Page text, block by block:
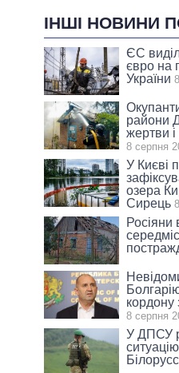
ІНШІ НОВИНИ
ЄС
євро на
України
райони
жертви і
8 серпня
У Києві
озера
Сирець
Росіяни
кордону
8 серпня
У ДПСУ